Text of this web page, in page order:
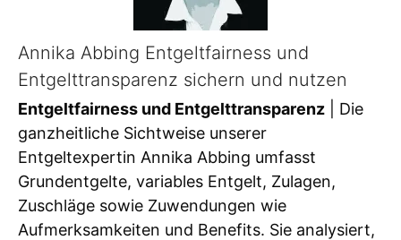
Annika Abbing Entgeltfairness und
Entgelttransparenz sichern und nutzen
Entgeltfairness und Entgelttransparenz | Die
ganzheitliche Sichtweise unserer
Entgeltexpertin Annika Abbing umfasst
Grundentgelte, variables Entgelt, Zulagen,
Zuschläge sowie Zuwendungen wie
Aufmerksamkeiten und Benefits. Sie analysiert,